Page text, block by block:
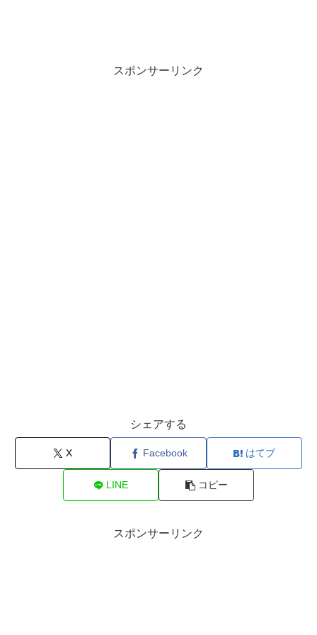
スポンサーリンク
シェアする
X Facebook はてブ
LINE コピー
スポンサーリンク